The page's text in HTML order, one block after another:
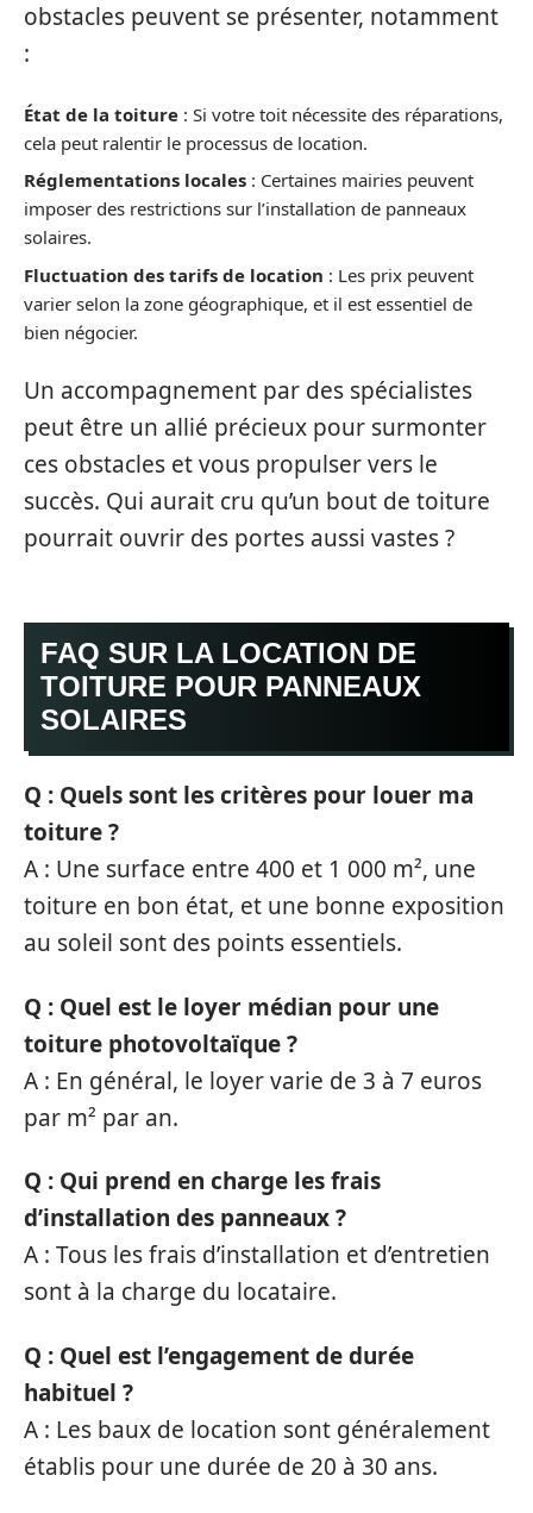
obstacles peuvent se présenter, notamment
:
État de la toiture : Si votre toit nécessite des réparations,
cela peut ralentir le processus de location.
Réglementations locales : Certaines mairies peuvent
imposer des restrictions sur l’installation de panneaux
solaires.
Fluctuation des tarifs de location : Les prix peuvent
varier selon la zone géographique, et il est essentiel de
bien négocier.
Un accompagnement par des spécialistes
peut être un allié précieux pour surmonter
ces obstacles et vous propulser vers le
succès. Qui aurait cru qu’un bout de toiture
pourrait ouvrir des portes aussi vastes ?
FAQ SUR LA LOCATION DE
TOITURE POUR PANNEAUX
SOLAIRES
Q : Quels sont les critères pour louer ma
toiture ?
A : Une surface entre 400 et 1 000 m², une
toiture en bon état, et une bonne exposition
au soleil sont des points essentiels.
Q : Quel est le loyer médian pour une
toiture photovoltaïque ?
A : En général, le loyer varie de 3 à 7 euros
par m² par an.
Q : Qui prend en charge les frais
d’installation des panneaux ?
A : Tous les frais d’installation et d’entretien
sont à la charge du locataire.
Q : Quel est l’engagement de durée
habituel ?
A : Les baux de location sont généralement
établis pour une durée de 20 à 30 ans.